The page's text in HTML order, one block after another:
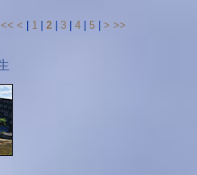
<< < 1 2 3 4 5 > >>